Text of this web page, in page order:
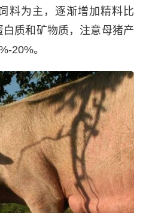
料为主，逐渐增加精料比
质和矿物质，注意母猪产
20%。